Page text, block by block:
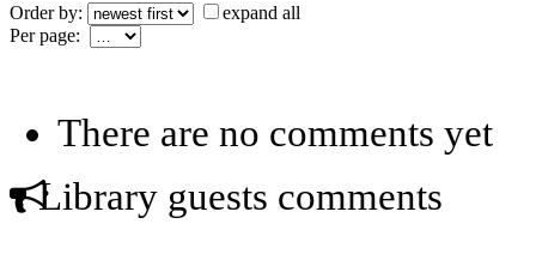
Order by:
expand all
Per page:
There are no comments yet
Library guests comments